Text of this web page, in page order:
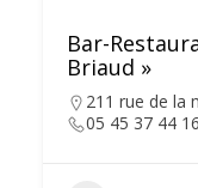
Bar-
Briaud »
211 rue de la
05 45 37 44 16